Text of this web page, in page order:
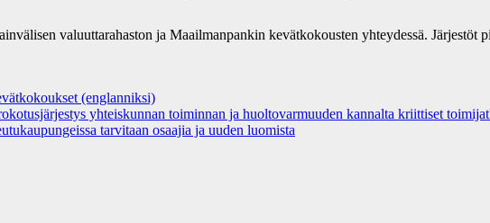
valuuttarahaston ja Maailmanpankin kevätkokousten yhteydessä. Järjestöt
(englanniksi)
yhteiskunnan toiminnan ja huoltovarmuuden kannalta kriittiset
tarvitaan osaajia ja uuden luomista